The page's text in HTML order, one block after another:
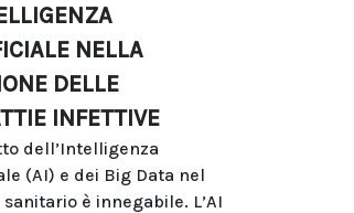
NELLA
DELLE
INFETTIVE
dell’Intelligenza
(AI) e dei Big Data nel
è innegabile. L’AI